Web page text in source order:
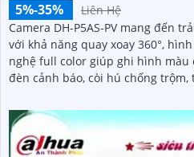
5%-35%
Liên Hệ
Camera DH-P5AS-PV mang đến
với khả năng quay xoay 360°,
nghệ full color giúp ghi hình màu cả
đèn cảnh báo, còi hú chống
hoạt động ổn định trong mọi điều